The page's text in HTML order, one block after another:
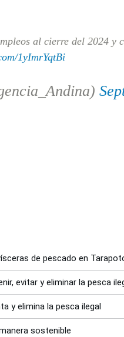
al cierre del 2024
1yImrYqtBi
de pescado en
evitar y eliminar la pesca
y elimina la pesca ilegal
sostenible